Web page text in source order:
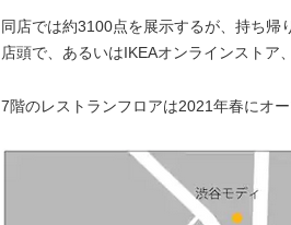
同店では約3100点を展示するが、持ち帰
店頭で、あるいはIKEAオンラインストア
7階のレストランフロアは2021年春にオー